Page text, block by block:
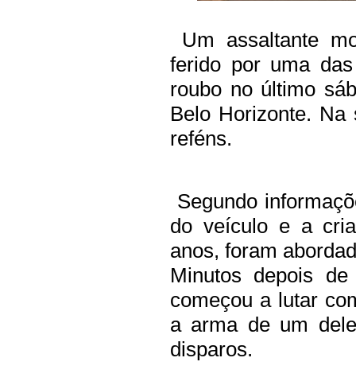
Um assaltante
ferido por uma
roubo no último
Belo Horizonte. Na
reféns.
Segundo
do veículo e a
anos, foram
Minutos depois
começou a lutar
a arma de um
disparos.